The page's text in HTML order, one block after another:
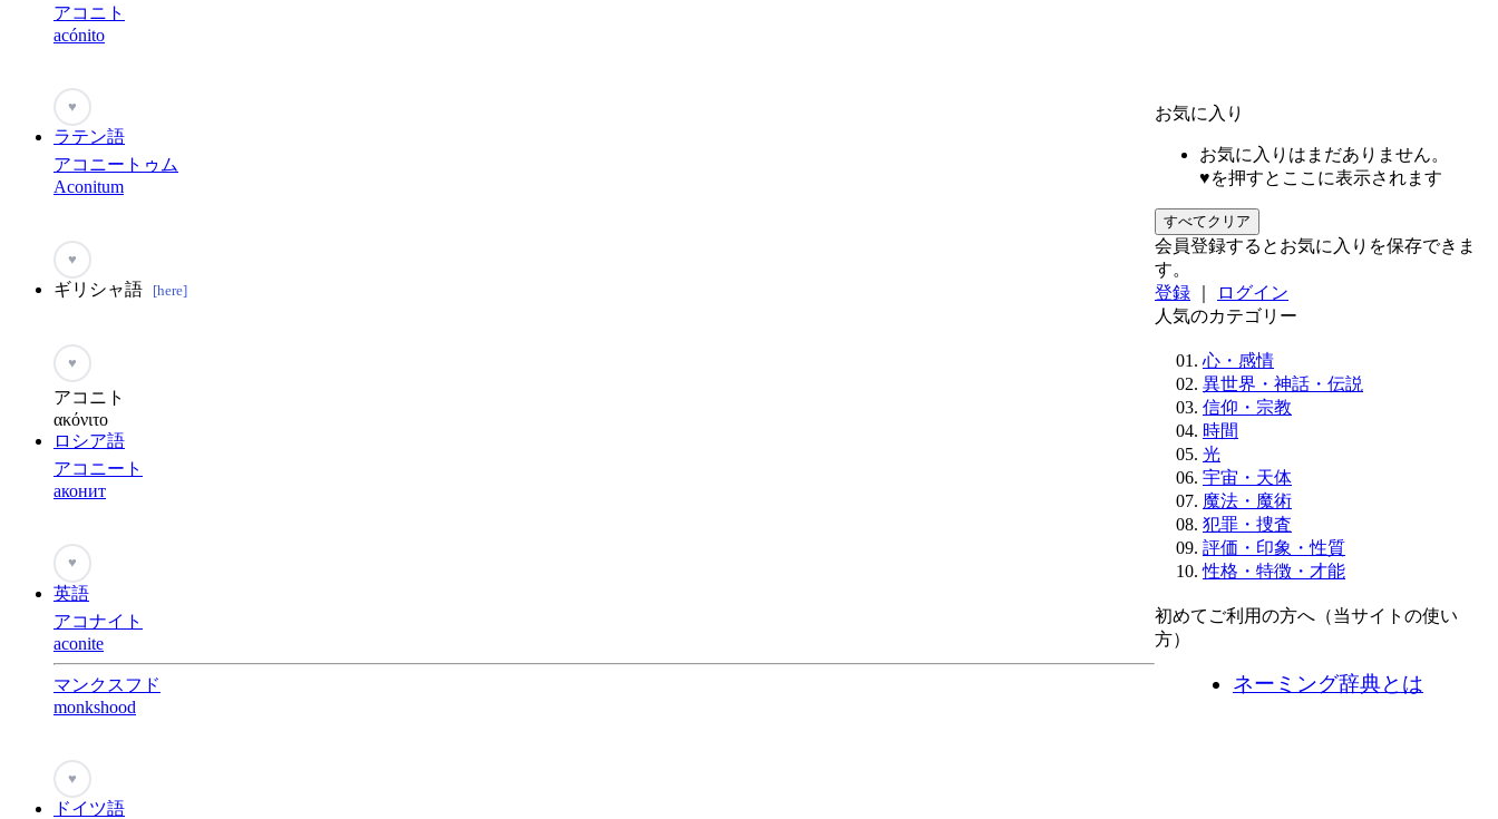
アコニト
acónito
♥
ラテン語
アコニートゥム
Aconitum
♥
ギリシャ語 [here]
♥
アコニト
ακόνιτο
ロシア語
アコニート
аконит
♥
英語
アコナイト
aconite
マンクスフド
monkshood
♥
ドイツ語
お気に入り
お気に入りはまだありません。
♥を押すとここに表示されます
すべてクリア
会員登録するとお気に入りを保存できま
す。
登録
ログイン
人気のカテゴリー
心・感情
異世界・神話・伝説
信仰・宗教
時間
光
宇宙・天体
魔法・魔術
犯罪・捜査
評価・印象・性質
性格・特徴・才能
初めてご利用の方へ（当サイトの使い
方）
ネーミング辞典とは